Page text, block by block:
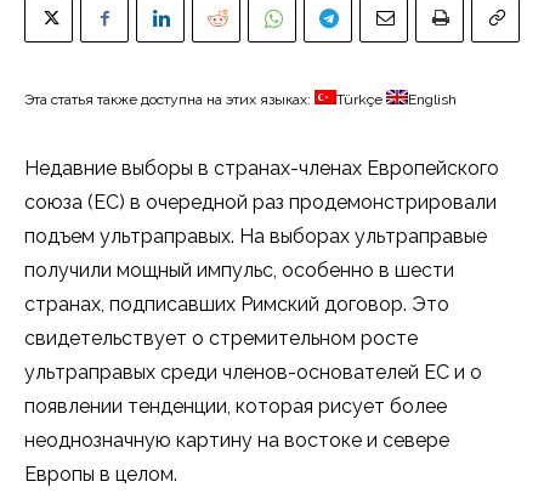
Эта статья также доступна на этих языках: Türkçe English
Недавние выборы в странах-членах Европейского
союза (ЕС) в очередной раз продемонстрировали
подъем ультраправых. На выборах ультраправые
получили мощный импульс, особенно в шести
странах, подписавших Римский договор. Это
свидетельствует о стремительном росте
ультраправых среди членов-основателей ЕС и о
появлении тенденции, которая рисует более
неоднозначную картину на востоке и севере
Европы в целом.